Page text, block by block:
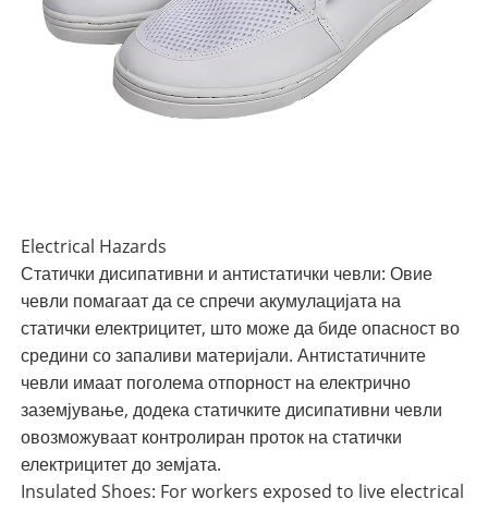
Electrical Hazards
Статички дисипативни и антистатички чевли: Овие
чевли помагаат да се спречи акумулацијата на
статички електрицитет, што може да биде опасност во
средини со запаливи материјали. Антистатичните
чевли имаат поголема отпорност на електрично
заземјување, додека статичките дисипативни чевли
овозможуваат контролиран проток на статички
електрицитет до земјата.
Insulated Shoes: For workers exposed to live electrical